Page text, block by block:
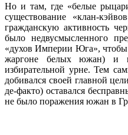
Но и там, где «белые
существование «клан-
гражданскую активность
было недвусмысленного
«духов Империи Юга»,
жаргоне белых южан) и
избирательной урне. Тем
добивался своей главной
де-факто) оставался
не было поражения южан в